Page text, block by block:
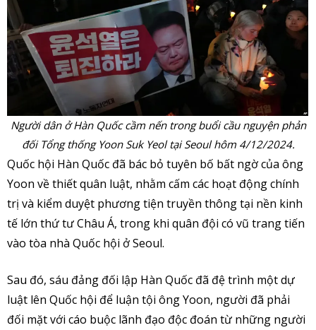
Người dân ở Hàn Quốc cầm nến trong buổi cầu nguyện phản
đối Tổng thống Yoon Suk Yeol tại Seoul hôm 4/12/2024.
Quốc hội Hàn Quốc đã bác bỏ tuyên bố bất ngờ của ông
Yoon về thiết quân luật, nhằm cấm các hoạt động chính
trị và kiểm duyệt phương tiện truyền thông tại nền kinh
tế lớn thứ tư Châu Á, trong khi quân đội có vũ trang tiến
vào tòa nhà Quốc hội ở Seoul.
Sau đó, sáu đảng đối lập Hàn Quốc đã đệ trình một dự
luật lên Quốc hội để luận tội ông Yoon, người đã phải
đối mặt với cáo buộc lãnh đạo độc đoán từ những người